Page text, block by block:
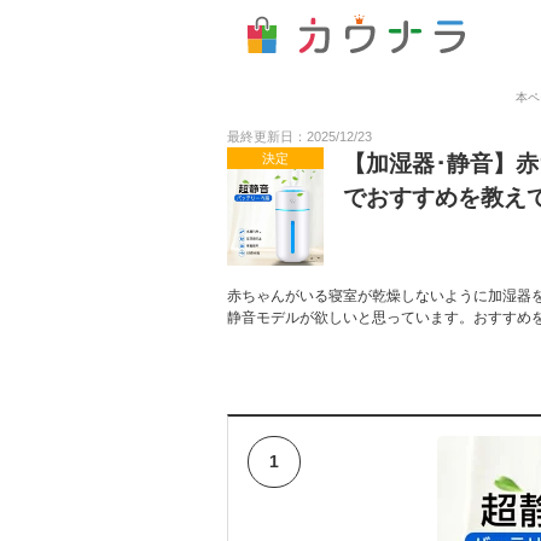
本
最終更新日：2025/12/23
決定
【加湿器･静音】
でおすすめを教え
赤ちゃんがいる寝室が乾燥しないように加湿
静音モデルが欲しいと思っています。おすすめ
1